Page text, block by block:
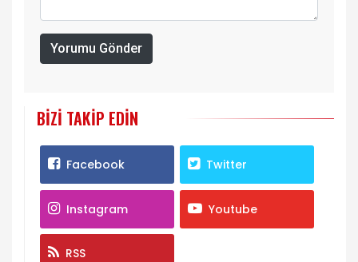
Yorumu Gönder
BIZI TAKIP EDIN
Facebook Twitter
Instagram Youtube
RSS